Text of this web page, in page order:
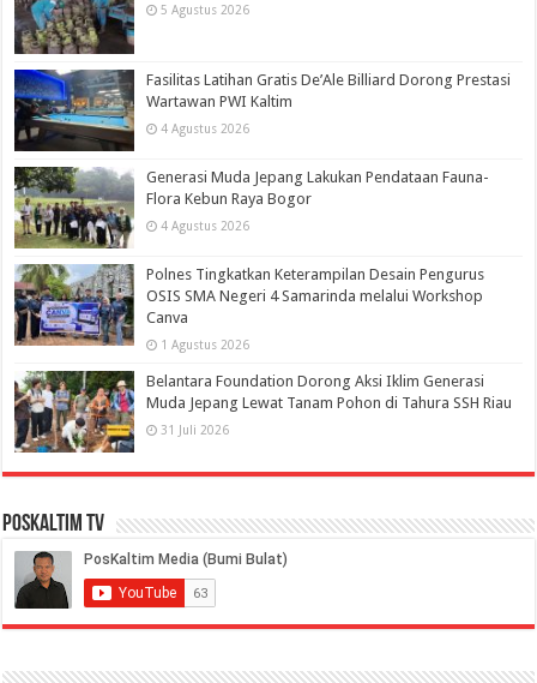
5 Agustus 2026
Fasilitas Latihan Gratis De’Ale Billiard Dorong Prestasi
Wartawan PWI Kaltim
4 Agustus 2026
Generasi Muda Jepang Lakukan Pendataan Fauna-
Flora Kebun Raya Bogor
4 Agustus 2026
Polnes Tingkatkan Keterampilan Desain Pengurus
OSIS SMA Negeri 4 Samarinda melalui Workshop
Canva
1 Agustus 2026
Belantara Foundation Dorong Aksi Iklim Generasi
Muda Jepang Lewat Tanam Pohon di Tahura SSH Riau
31 Juli 2026
PosKaltim TV